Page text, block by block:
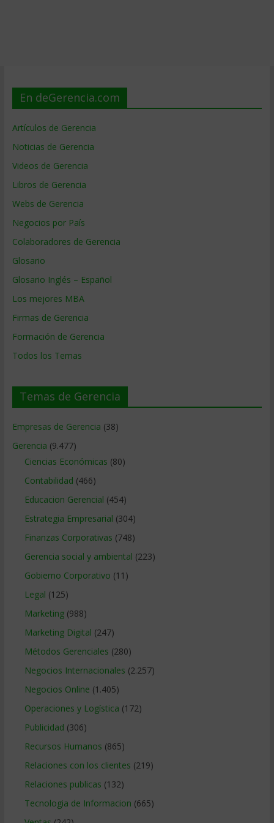
En deGerencia.com
Artículos de Gerencia
Noticias de Gerencia
Videos de Gerencia
Libros de Gerencia
Webs de Gerencia
Negocios por País
Colaboradores de Gerencia
Glosario
Glosario Inglés – Español
Los mejores MBA
Firmas de Gerencia
Formación de Gerencia
Todos los Temas
Temas de Gerencia
Empresas de Gerencia (38)
Gerencia (9.477)
Ciencias Económicas (80)
Contabilidad (466)
Educacion Gerencial (454)
Estrategia Empresarial (304)
Finanzas Corporativas (748)
Gerencia social y ambiental (223)
Gobierno Corporativo (11)
Legal (125)
Marketing(988)
Marketing Digital (247)
Métodos Gerenciales (280)
Negocios Internacionales (2.257)
Negocios Online (1.405)
Operaciones y Logística (172)
Publicidad (306)
Recursos Humanos (865)
Relaciones con los clientes (219)
Relaciones publicas (132)
Tecnologia de Informacion (665)